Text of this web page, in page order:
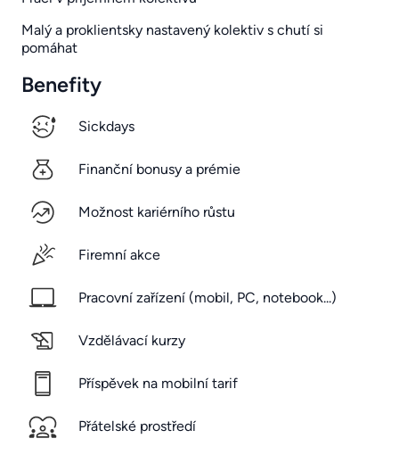
Malý a proklientsky nastavený kolektiv s chutí si
pomáhat
Benefity
Sickdays
Finanční bonusy a prémie
Možnost kariérního růstu
Firemní akce
Pracovní zařízení (mobil, PC, notebook...)
Vzdělávací kurzy
Příspěvek na mobilní tarif
Přátelské prostředí